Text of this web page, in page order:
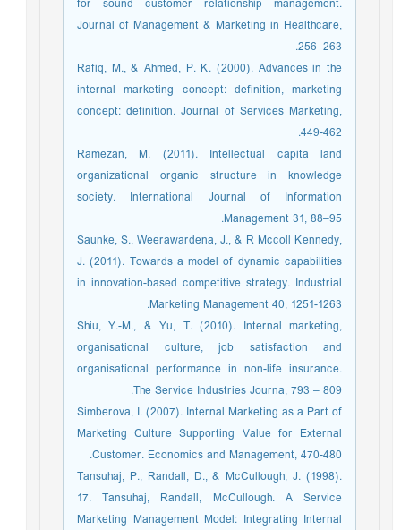
for sound customer relationship management.
Journal of Management & Marketing in Healthcare,
256–263.
Rafiq, M., & Ahmed, P. K. (2000). Advances in the
internal marketing concept: definition, marketing
concept: definition. Journal of Services Marketing,
449-462.
Ramezan, M. (2011). Intellectual capita land
organizational organic structure in knowledge
society. International Journal of Information
Management 31, 88–95.
Saunke, S., Weerawardena, J., & R Mccoll Kennedy,
J. (2011). Towards a model of dynamic capabilities
in innovation-based competitive strategy. Industrial
Marketing Management 40, 1251-1263.
Shiu, Y.-M., & Yu, T. (2010). Internal marketing,
organisational culture, job satisfaction and
organisational performance in non-life insurance.
The Service Industries Journa, 793 – 809.
Simberova, I. (2007). Internal Marketing as a Part of
Marketing Culture Supporting Value for External
Customer. Economics and Management, 470-480.
Tansuhaj, P., Randall, D., & McCullough, J. (1998).
17. Tansuhaj, Randall, McCullough. A Service
Marketing Management Model: Integrating Internal